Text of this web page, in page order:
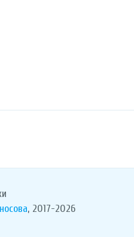
, 2017-2026